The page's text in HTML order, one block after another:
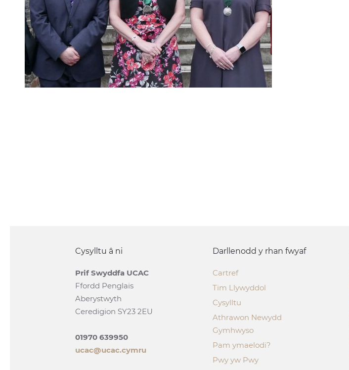
Cysylltu â ni
Prif Swyddfa UCAC
Ffordd Penglais
Aberystwyth
Ceredigion SY23 2EU
01970 639950
ucac@ucac.cymru
Darllenodd y rhan fwyaf
Cartref
Tim Llywyddol
Cysylltu
Athrawon Newydd
Gymhwyso
Pam ymaelodi?
Pwy yw Pwy